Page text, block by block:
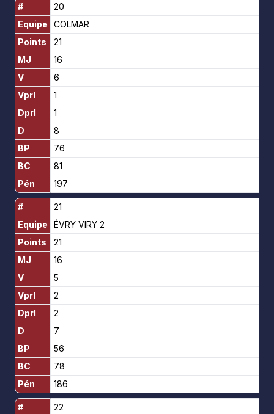
#
Equipe
Points
MJ
V
Vprl
Dprl
D
BP
BC
Pén
#
Equipe
Points
MJ
V
Vprl
Dprl
D
BP
BC
Pén
#
20
COLMAR
21
16
6
1
1
8
76
81
197
21
ÉVRY VIRY 2
21
16
5
2
2
7
56
78
186
22